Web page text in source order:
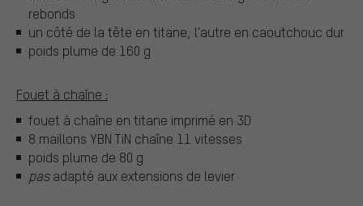
rebonds
un côté de la tête en titane, l'autre en caoutchouc dur
poids plume de 160 g
Fouet à chaîne :
fouet à chaîne en titane imprimé en 3D
8 maillons YBN TiN chaîne 11 vitesses
poids plume de 80 g
pasadapté aux extensions de levier